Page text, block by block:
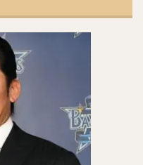
佐野恵太（さのけいた）
石井一久（いしいかずひさ）
）